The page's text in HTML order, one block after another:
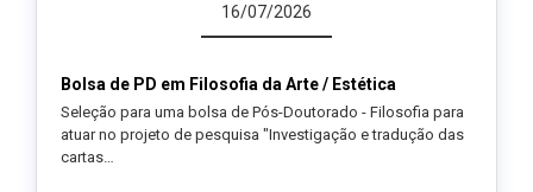
16/07/2026
Bolsa de PD em Filosofia da Arte / Estética
Seleção para uma bolsa de Pós-Doutorado - Filosofia para
atuar no projeto de pesquisa "Investigação e tradução das
cartas…